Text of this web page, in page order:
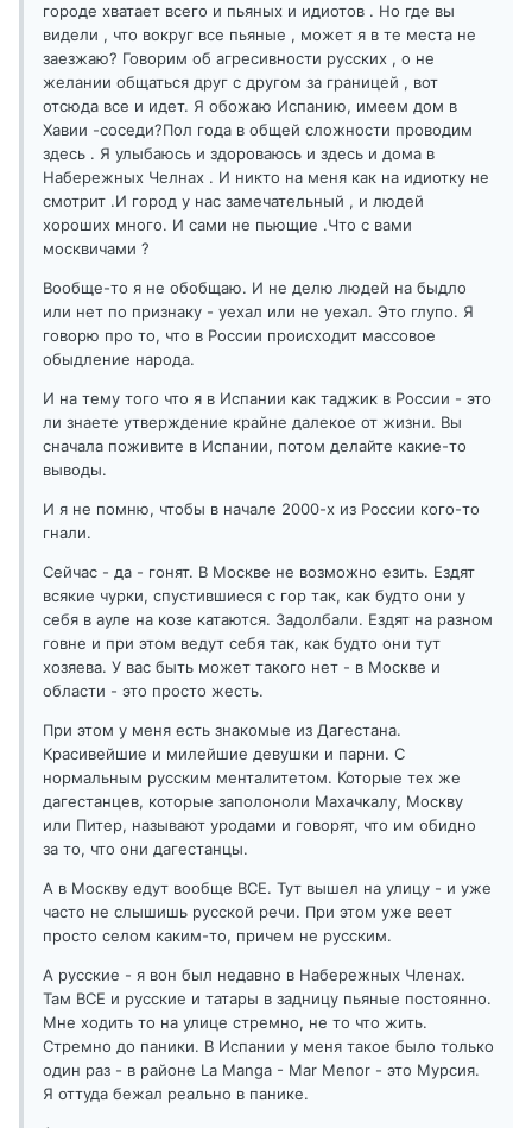
городе хватает всего и пьяных и идиотов . Но где вы
видели , что вокруг все пьяные , может я в те места не
заезжаю? Говорим об агресивности русских , о не
желании общаться друг с другом за границей , вот
отсюда все и идет. Я обожаю Испанию, имеем дом в
Хавии -соседи?Пол года в общей сложности проводим
здесь . Я улыбаюсь и здороваюсь и здесь и дома в
Набережных Челнах . И никто на меня как на идиотку не
смотрит .И город у нас замечательный , и людей
хороших много. И сами не пьющие .Что с вами
москвичами ?
Вообще-то я не обобщаю. И не делю людей на быдло
или нет по признаку - уехал или не уехал. Это глупо. Я
говорю про то, что в России происходит массовое
обыдление народа.
И на тему того что я в Испании как таджик в России - это
ли знаете утверждение крайне далекое от жизни. Вы
сначала поживите в Испании, потом делайте какие-то
выводы.
И я не помню, чтобы в начале 2000-х из России кого-то
гнали.
Сейчас - да - гонят. В Москве не возможно езить. Ездят
всякие чурки, спустившиеся с гор так, как будто они у
себя в ауле на козе катаются. Задолбали. Ездят на разном
говне и при этом ведут себя так, как будто они тут
хозяева. У вас быть может такого нет - в Москве и
области - это просто жесть.
При этом у меня есть знакомые из Дагестана.
Красивейшие и милейшие девушки и парни. С
нормальным русским менталитетом. Которые тех же
дагестанцев, которые заполоноли Махачкалу, Москву
или Питер, называют уродами и говорят, что им обидно
за то, что они дагестанцы.
А в Москву едут вообще ВСЕ. Тут вышел на улицу - и уже
часто не слышишь русской речи. При этом уже веет
просто селом каким-то, причем не русским.
А русские - я вон был недавно в Набережных Членах.
Там ВСЕ и русские и татары в задницу пьяные постоянно.
Мне ходить то на улице стремно, не то что жить.
Стремно до паники. В Испании у меня такое было только
один раз - в районе La Manga - Mar Menor - это Мурсия.
Я оттуда бежал реально в панике.